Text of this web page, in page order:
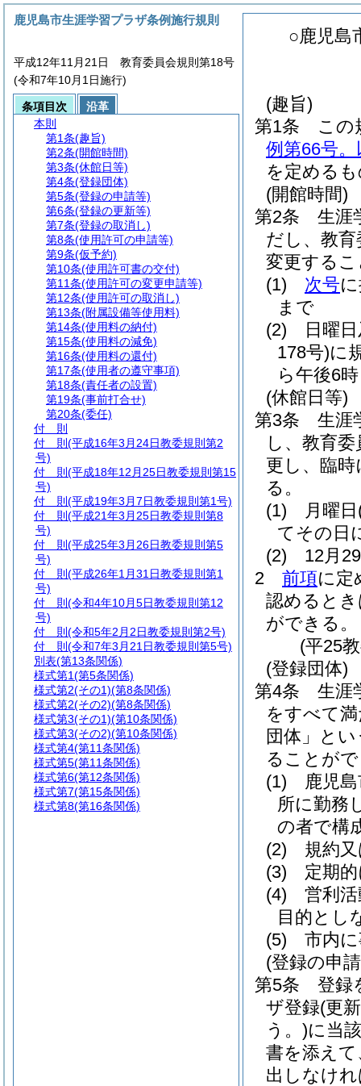
○鹿児島
(趣旨)
第1条
この
例第66号
を定める
(開館時間)
第2条
生涯
だし、教
変更する
(1)
次号
まで
(2)
日曜
178号)に
ら午後6
(休館日等)
第3条
生涯
し、教育
更し、臨
る。
(1)
月曜日
てその日
(2)
12月
2
前項に定
認めると
ができる。
(平25
(登録団体)
第4条
生涯
をすべて
団体」と
ることが
(1)
鹿児
所に勤務
の者で構
(2)
規約
(3)
定期
(4)
営利
目的とし
(5)
市内
(登録の申
第5条
登録
ザ登録(更
う。)に当
書を添え
出しなけ
鹿児島市生涯学習プラザ条例施行規則
平成12年11月21日 教育委員会規則第18号
(令和7年10月1日施行)
条項目次
沿革
本則
第1条(趣旨)
第2条(開館時間)
第3条(休館日等)
第4条(登録団体)
第5条(登録の申請等)
第6条(登録の更新等)
第7条(登録の取消し)
第8条(使用許可の申請等)
第9条(仮予約)
第10条(使用許可書の交付)
第11条(使用許可の変更申請等)
第12条(使用許可の取消し)
第13条(附属設備等使用料)
第14条(使用料の納付)
第15条(使用料の減免)
第16条(使用料の還付)
第17条(使用者の遵守事項)
第18条(責任者の設置)
第19条(事前打合せ)
第20条(委任)
付 則
付 則 (平成16年3月24日教委規則第2
号)
付 則 (平成18年12月25日教委規則第15
号)
付 則 (平成19年3月7日教委規則第1号)
付 則 (平成21年3月25日教委規則第8
号)
付 則 (平成25年3月26日教委規則第5
号)
付 則 (平成26年1月31日教委規則第1
号)
付 則 (令和4年10月5日教委規則第12
号)
付 則 (令和5年2月2日教委規則第2号)
付 則 (令和7年3月21日教委規則第5号)
別表(第13条関係)
様式第1(第5条関係)
様式第2(その1)(第8条関係)
様式第2(その2)(第8条関係)
様式第3(その1)(第10条関係)
様式第3(その2)(第10条関係)
様式第4(第11条関係)
様式第5(第11条関係)
様式第6(第12条関係)
様式第7(第15条関係)
様式第8(第16条関係)